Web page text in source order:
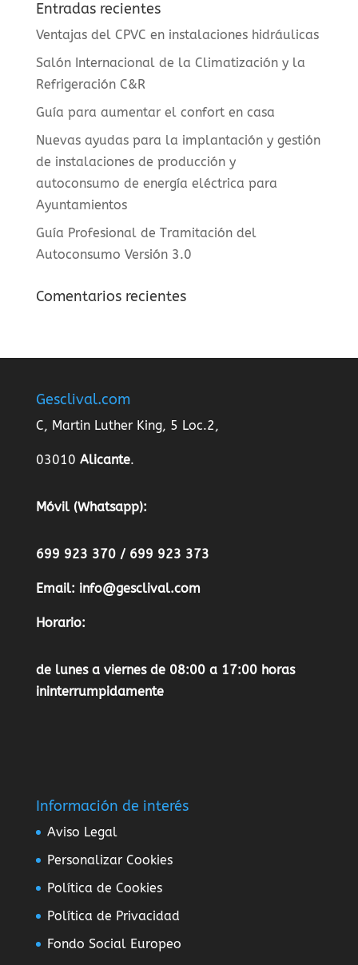
Entradas recientes
Ventajas del CPVC en instalaciones hidráulicas
Salón Internacional de la Climatización y la
Refrigeración C&R
Guía para aumentar el confort en casa
Nuevas ayudas para la implantación y gestión
de instalaciones de producción y
autoconsumo de energía eléctrica para
Ayuntamientos
Guía Profesional de Tramitación del
Autoconsumo Versión 3.0
Comentarios recientes
Gesclival.com
C, Martin Luther King, 5 Loc.2,
03010 Alicante.
Móvil (Whatsapp):
699 923 370 / 699 923 373
Email: info@gesclival.com
Horario:
de lunes a viernes de 08:00 a 17:00 horas
ininterrumpidamente
Información de interés
Aviso Legal
Personalizar Cookies
Política de Cookies
Política de Privacidad
Fondo Social Europeo